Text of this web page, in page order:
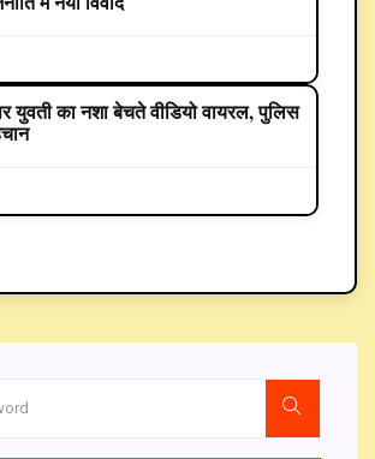
युवती का नशा बेचते वीडियो वायरल, पुलिस